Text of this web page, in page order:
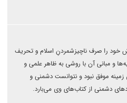
خود را صرف ناچیزشمردنِ اسلام و تحریف
و مبانی آن با روشی به ظاهر علمی و
زمینه موفق نبود و نتوانست دشمنی و
دشمنی از کتاب‌های وی می‌بارد.